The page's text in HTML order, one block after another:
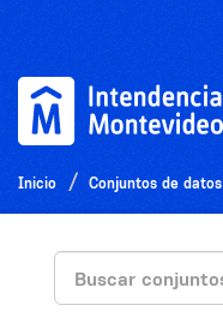
Inicio Conjuntos de datos